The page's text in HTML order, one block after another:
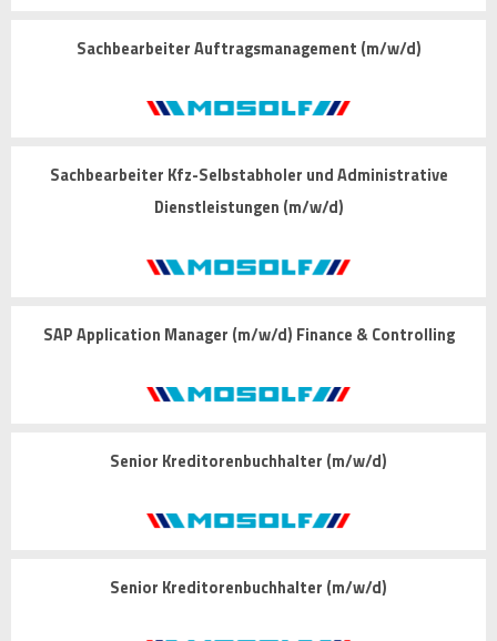
Sachbearbeiter Auftragsmanagement (m/w/d)
Sachbearbeiter Kfz-Selbstabholer und Administrative
Dienstleistungen (m/w/d)
SAP Application Manager (m/w/d) Finance & Controlling
Senior Kreditorenbuchhalter (m/w/d)
Senior Kreditorenbuchhalter (m/w/d)